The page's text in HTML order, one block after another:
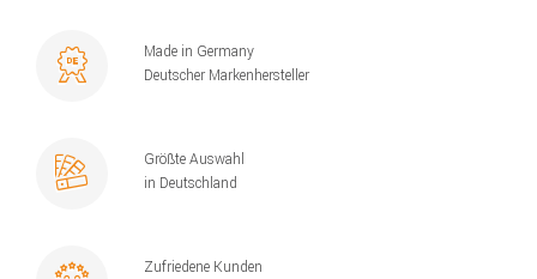
Made in Germany
Deutscher Markenhersteller
Größte Auswahl
in Deutschland
Zufriedene Kunden